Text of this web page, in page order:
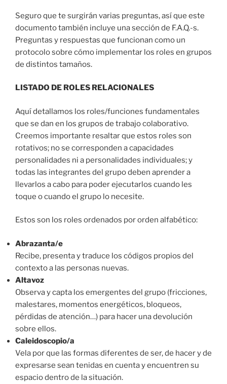
Seguro que te surgirán varias preguntas, así que este
documento también incluye una sección de F.A.Q.-s.
Preguntas y respuestas que funcionan como un
protocolo sobre cómo implementar los roles en grupos
de distintos tamaños.
LISTADO DE ROLES RELACIONALES
Aquí detallamos los roles/funciones fundamentales
que se dan en los grupos de trabajo colaborativo.
Creemos importante resaltar que estos roles son
rotativos; no se corresponden a capacidades
personalidades ni a personalidades individuales; y
todas las integrantes del grupo deben aprender a
llevarlos a cabo para poder ejecutarlos cuando les
toque o cuando el grupo lo necesite.
Estos son los roles ordenados por orden alfabético:
Abrazanta/e
Recibe, presenta y traduce los códigos propios del
contexto a las personas nuevas.
Altavoz
Observa y capta los emergentes del grupo (fricciones,
malestares, momentos energéticos, bloqueos,
pérdidas de atención…) para hacer una devolución
sobre ellos.
Caleidoscopio/a
Vela por que las formas diferentes de ser, de hacer y de
expresarse sean tenidas en cuenta y encuentren su
espacio dentro de la situación.